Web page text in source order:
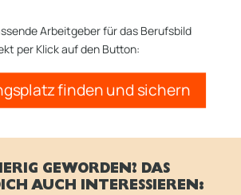
Arbeitgeber für das Berufsbild
per Klick auf den Button:
finden und sichern
GEWORDEN? DAS
AUCH INTERESSIEREN: